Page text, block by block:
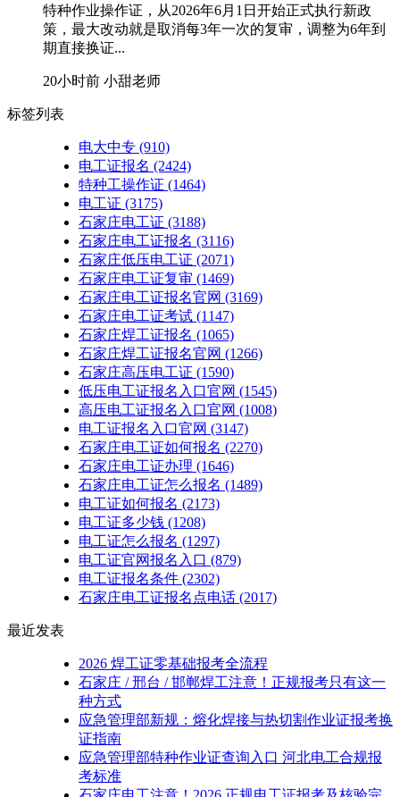
特种作业操作证，从2026年6月1日开始正式执行新政
策，最大改动就是取消每3年一次的复审，调整为6年到
期直接换证...
20小时前 小甜老师
标签列表
电大中专 (910)
电工证报名 (2424)
特种工操作证 (1464)
电工证 (3175)
石家庄电工证 (3188)
石家庄电工证报名 (3116)
石家庄低压电工证 (2071)
石家庄电工证复审 (1469)
石家庄电工证报名官网 (3169)
石家庄电工证考试 (1147)
石家庄焊工证报名 (1065)
石家庄焊工证报名官网 (1266)
石家庄高压电工证 (1590)
低压电工证报名入口官网 (1545)
高压电工证报名入口官网 (1008)
电工证报名入口官网 (3147)
石家庄电工证如何报名 (2270)
石家庄电工证办理 (1646)
石家庄电工证怎么报名 (1489)
电工证如何报名 (2173)
电工证多少钱 (1208)
电工证怎么报名 (1297)
电工证官网报名入口 (879)
电工证报名条件 (2302)
石家庄电工证报名点电话 (2017)
最近发表
2026 焊工证零基础报考全流程
石家庄 / 邢台 / 邯郸焊工注意！正规报考只有这一
种方式
应急管理部新规：熔化焊接与热切割作业证报考换
证指南
应急管理部特种作业证查询入口 河北电工合规报
考标准